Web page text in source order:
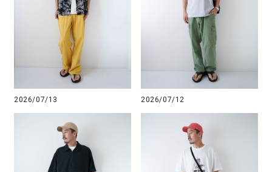
2026/07/13 2026/07/12